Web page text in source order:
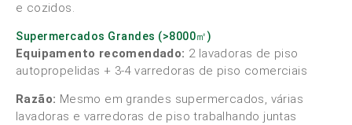
e cozidos.
Supermercados Grandes (>8000㎡)
Equipamento recomendado: 2 lavadoras de piso
autopropelidas + 3-4 varredoras de piso comerciais
Razão: Mesmo em grandes supermercados, várias
lavadoras e varredoras de piso trabalhando juntas